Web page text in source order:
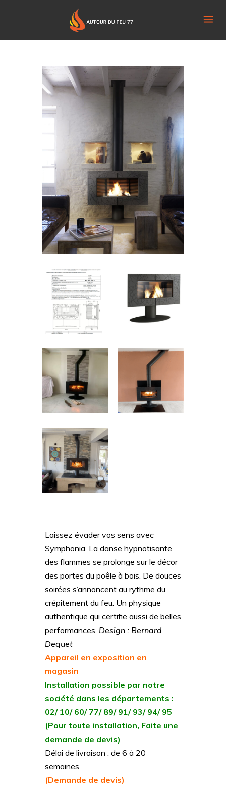
Laissez évader vos sens avec
Symphonia. La danse hypnotisante
des flammes se prolonge sur le décor
des portes du poêle à bois. De douces
soirées s’annoncent au rythme du
crépitement du feu. Un physique
authentique qui certifie aussi de belles
performances. Design : Bernard
Dequet
Appareil en exposition en
magasin
Installation possible par notre
société dans les départements :
02/ 10/ 60/ 77/ 89/ 91/ 93/ 94/ 95
(Pour toute installation, Faite une
demande de devis)
Délai de livraison : de 6 à 20
semaines
(Demande de devis)